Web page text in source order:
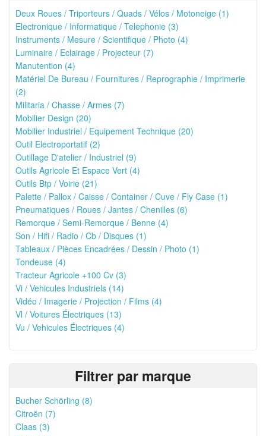
Deux Roues / Triporteurs / Quads / Vélos / Motoneige (1)
Electronique / Informatique / Telephonie (3)
Instruments / Mesure / Scientifique / Photo (4)
Luminaire / Eclairage / Projecteur (7)
Manutention (4)
Matériel De Bureau / Fournitures / Reprographie / Imprimerie
(2)
Militaria / Chasse / Armes (7)
Mobilier Design (20)
Mobilier Industriel / Equipement Technique (20)
Outil Electroportatif (2)
Outillage D'atelier / Industriel (9)
Outils Agricole Et Espace Vert (4)
Outils Btp / Voirie (21)
Palette / Pallox / Caisse / Container / Cuve / Fly Case (1)
Pneumatiques / Roues / Jantes / Chenilles (6)
Remorque / Semi-Remorque / Benne (4)
Son / Hifi / Radio / Cb / Disques (1)
Tableaux / Pièces Encadrées / Dessin / Photo (1)
Tondeuse (4)
Tracteur Agricole +100 Cv (3)
Vi / Vehicules Industriels (14)
Vidéo / Imagerie / Projection / Films (4)
Vl / Voitures Électriques (13)
Vu / Vehicules Électriques (4)
Filtrer par marque
Bucher Schörling (8)
Citroën (7)
Claas (3)